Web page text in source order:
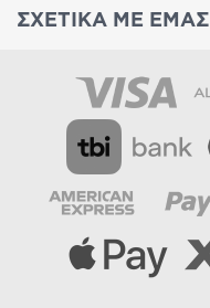
ΣΧΕΤΙΚΑ ΜΕ ΕΜΑΣ